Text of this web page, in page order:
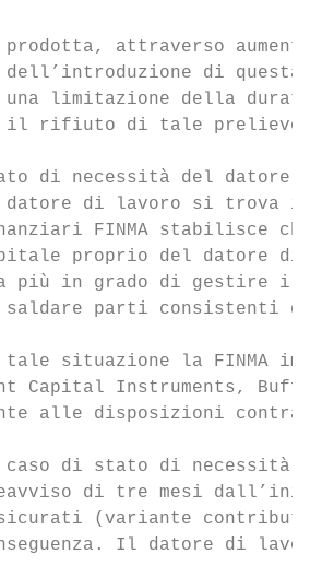
prodotta, attraverso aumenti
dell’introduzione di questa
una limitazione della durata
rifiuto di tale prelievo.
di necessità del datore di
datore di lavoro si trova in
FINMA stabilisce che
proprio del datore di
più in grado di gestire i
saldare parti consistenti dei
tale situazione la FINMA
Capital Instruments,
alle disposizioni
caso di stato di necessità,
di tre mesi
(variante
Il datore di